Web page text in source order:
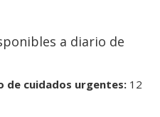
a diario de
de cuidados urgentes: 12